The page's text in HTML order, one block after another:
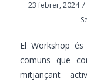
23 febrer, 2024 /
El Workshop és
comuns que
mitjançant